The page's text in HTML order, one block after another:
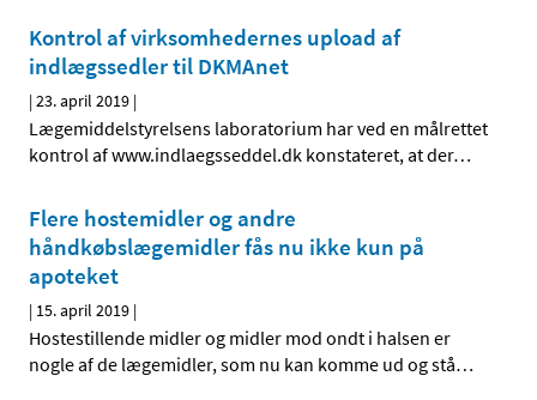
Kontrol af virksomhedernes upload af
indlægssedler til DKMAnet
|23. april 2019 |
Lægemiddelstyrelsens laboratorium har ved en målrettet
kontrol af www.indlaegsseddel.dk konstateret, at der…
Flere hostemidler og andre
håndkøbslægemidler fås nu ikke kun på
apoteket
| 15. april 2019 |
Hostestillende midler og midler mod ondt i halsen er
nogle af de lægemidler, som nu kan komme ud og stå…